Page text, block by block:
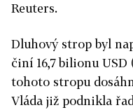
Reuters.
Dluhový strop byl
činí 16,7 bilionu USD
tohoto stropu
Vláda již podnikla